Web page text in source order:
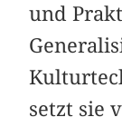
und
setzt sie